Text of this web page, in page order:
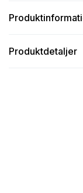
Produktdetaljer